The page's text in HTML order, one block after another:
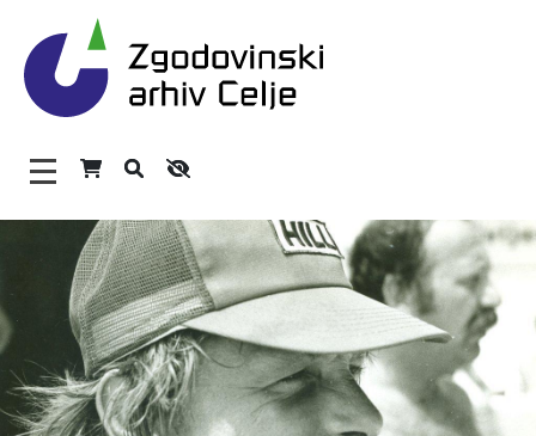
Zgodovinski arhiv Celje –
Glavni meni
Zaposleni
Povezave
Varstvo osebnih podatkov